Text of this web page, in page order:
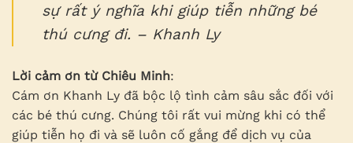
sự rất ý nghĩa khi giúp tiễn những bé
thú cưng đi. – Khanh Ly
Lời cảm ơn từ Chiêu Minh:
Cám ơn Khanh Ly đã bộc lộ tình cảm sâu sắc đối với
các bé thú cưng. Chúng tôi rất vui mừng khi có thể
giúp tiễn họ đi và sẽ luôn cố gắng để dịch vụ của